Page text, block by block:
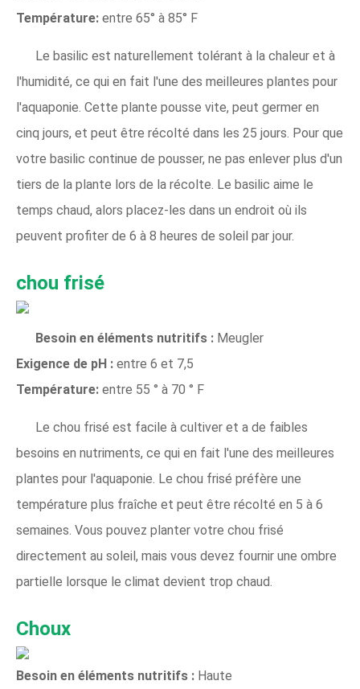
Température: entre 65° à 85° F
Le basilic est naturellement tolérant à la chaleur et à
l'humidité, ce qui en fait l'une des meilleures plantes pour
l'aquaponie. Cette plante pousse vite, peut germer en
cinq jours, et peut être récolté dans les 25 jours. Pour que
votre basilic continue de pousser, ne pas enlever plus d'un
tiers de la plante lors de la récolte. Le basilic aime le
temps chaud, alors placez-les dans un endroit où ils
peuvent profiter de 6 à 8 heures de soleil par jour.
chou frisé
Besoin en éléments nutritifs : Meugler
Exigence de pH : entre 6 et 7,5
Température: entre 55 ° à 70 ° F
Le chou frisé est facile à cultiver et a de faibles
besoins en nutriments, ce qui en fait l'une des meilleures
plantes pour l'aquaponie. Le chou frisé préfère une
température plus fraîche et peut être récolté en 5 à 6
semaines. Vous pouvez planter votre chou frisé
directement au soleil, mais vous devez fournir une ombre
partielle lorsque le climat devient trop chaud.
Choux
Besoin en éléments nutritifs : Haute